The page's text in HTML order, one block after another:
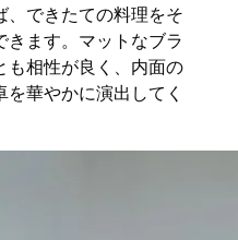
できたての料理をそ
ます。マットなブラ
も相性が良く、内面の
華やかに演出してく